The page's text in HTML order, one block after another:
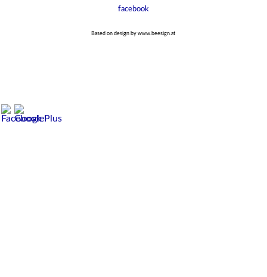
facebook
Based on design by www.beesign.at